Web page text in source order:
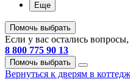
Еще
Помочь выбрать
Если у вас остались
8 800 775 90 13
Помочь выбрать
Вернуться к дверям в коттедж